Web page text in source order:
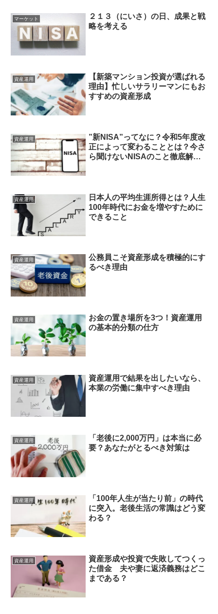
マーケット
２１３（にいさ）の日、成果と戦
略を考える
資産運用
【新築マンション投資が選ばれる
理由】忙しいサラリーマンにもお
すすめの資産形成
資産運用
”新NISA”ってなに？令和5年度改
正によって変わることとは？今さ
ら聞けないNISAのこと徹底解
資産運用
日本人の平均生涯所得とは？人生
100年時代にお金を増やすために
できること
資産運用
公務員こそ資産形成を積極的にす
るべき理由
資産運用
お金の置き場所を3つ！資産運用
の基本的分類の仕方
資産運用
資産運用で結果を出したいなら、
本業の労働に集中すべき理由
資産運用
「老後に2,000万円」は本当に必
要？あなたがとるべき対策は
資産運用
「100年人生が当たり前」の時代
に突入。老後生活の常識はどう変
わる？
資産運用
資産形成や投資で失敗してつくっ
た借金 夫や妻に返済義務はどこ
まである？